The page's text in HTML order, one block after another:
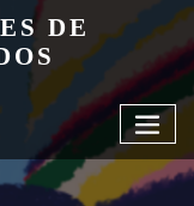
DE